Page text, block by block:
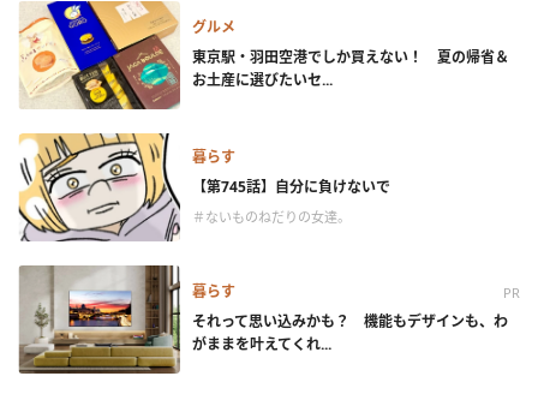
グルメ
東京駅・羽田空港でしか買えない！ 夏の帰省＆
お土産に選びたいセ...
暮らす
【第745話】自分に負けないで
＃ないものねだりの女達。
暮らす PR
それって思い込みかも？ 機能もデザインも、わ
がままを叶えてくれ...